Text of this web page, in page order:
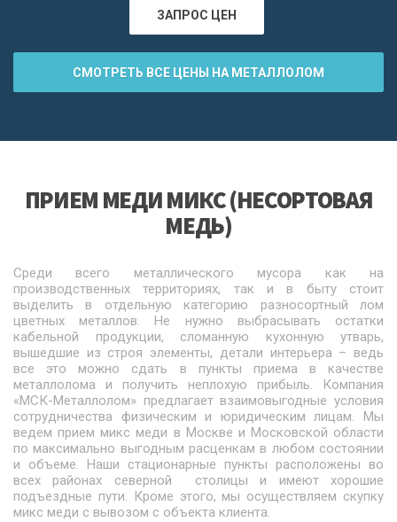
ЗАПРОС ЦЕН
СМОТРЕТЬ ВСЕ ЦЕНЫ НА МЕТАЛЛОЛОМ
ПРИЕМ МЕДИ МИКС (НЕСОРТОВАЯ
МЕДЬ)
Среди всего металлического мусора как на
производственных территориях, так и в быту стоит
выделить в отдельную категорию разносортный лом
цветных металлов. Не нужно выбрасывать остатки
кабельной продукции, сломанную кухонную утварь,
вышедшие из строя элементы, детали интерьера – ведь
все это можно сдать в пункты приема в качестве
металлолома и получить неплохую прибыль. Компания
«МСК-Металлолом» предлагает взаимовыгодные условия
сотрудничества физическим и юридическим лицам. Мы
ведем прием микс меди в Москве и Московской области
по максимально выгодным расценкам в любом состоянии
и объеме. Наши стационарные пункты расположены во
всех районах северной столицы и имеют хорошие
подъездные пути. Кроме этого, мы осуществляем скупку
микс меди с вывозом с объекта клиента.